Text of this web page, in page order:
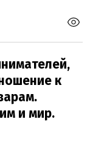
к
и мир.